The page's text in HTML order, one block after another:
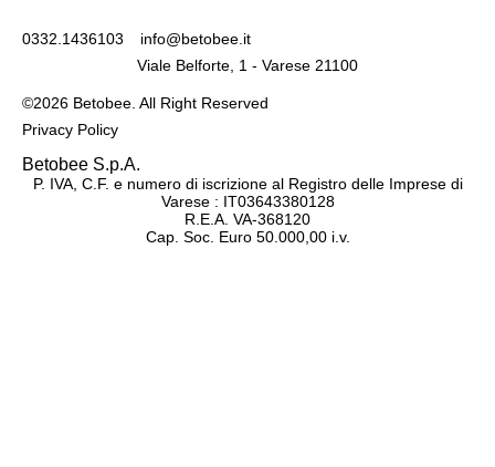
Betobee S.p.A.
P. IVA, C.F. e numero di iscrizione al Registro delle Imprese di
Varese : IT03643380128
R.E.A. VA-368120
Cap. Soc. Euro 50.000,00 i.v.
0332.1436103
info@betobee.it
Viale Belforte, 1 - Varese 21100
©2026 Betobee. All Right Reserved
Privacy Policy